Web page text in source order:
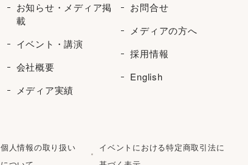
お知らせ・メディア掲
載
イベント・講演
会社概要
メディア実績
お問合せ
メディアの方へ
採用情報
English
個人情報の取り扱い
イベントにおける特定商取引法に